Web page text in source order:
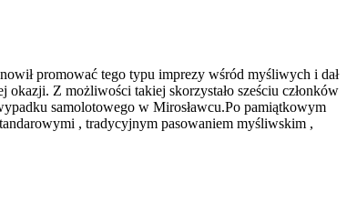
promować tego typu imprezy wśród myśliwych i dał
Z możliwości takiej skorzystało sześciu członków
samolotowego w Mirosławcu.Po pamiątkowym
, tradycyjnym pasowaniem myśliwskim ,